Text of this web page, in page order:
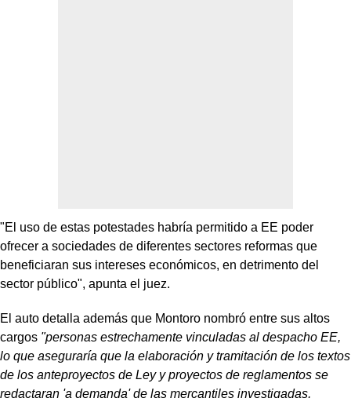
"El uso de estas potestades habría permitido a EE poder
ofrecer a sociedades de diferentes sectores reformas que
beneficiaran sus intereses económicos, en detrimento del
sector público", apunta el juez.
El auto detalla además que Montoro nombró entre sus altos
cargos "personas estrechamente vinculadas al despacho EE,
lo que aseguraría que la elaboración y tramitación de los textos
de los anteproyectos de Ley y proyectos de reglamentos se
redactaran 'a demanda' de las mercantiles investigadas,